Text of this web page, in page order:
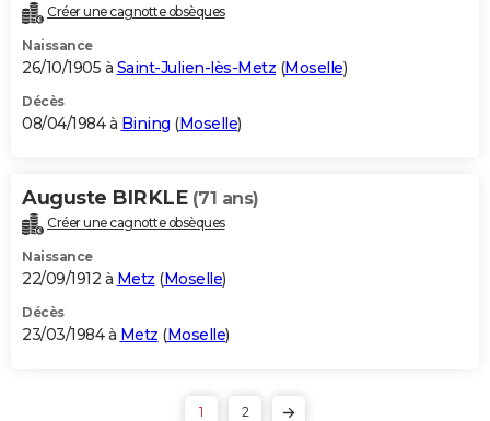
Créer une cagnotte obsèques
Naissance
26/10/1905 à Saint-Julien-lès-Metz (Moselle)
Décès
08/04/1984 à Bining (Moselle)
Auguste BIRKLE (71 ans)
Créer une cagnotte obsèques
Naissance
22/09/1912 à Metz (Moselle)
Décès
23/03/1984 à Metz (Moselle)
1 2